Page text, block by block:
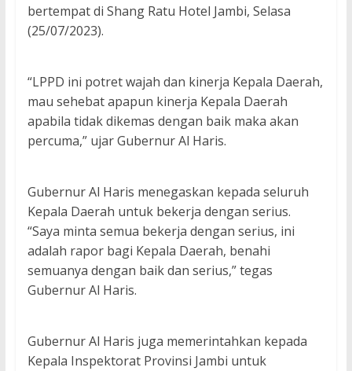
bertempat di Shang Ratu Hotel Jambi, Selasa
(25/07/2023).
“LPPD ini potret wajah dan kinerja Kepala Daerah,
mau sehebat apapun kinerja Kepala Daerah
apabila tidak dikemas dengan baik maka akan
percuma,” ujar Gubernur Al Haris.
Gubernur Al Haris menegaskan kepada seluruh
Kepala Daerah untuk bekerja dengan serius.
“Saya minta semua bekerja dengan serius, ini
adalah rapor bagi Kepala Daerah, benahi
semuanya dengan baik dan serius,” tegas
Gubernur Al Haris.
Gubernur Al Haris juga memerintahkan kepada
Kepala Inspektorat Provinsi Jambi untuk